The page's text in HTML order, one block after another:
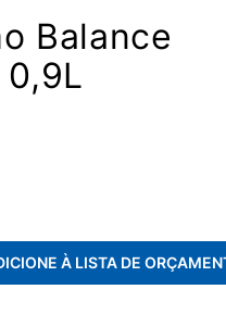
Balance
À LISTA DE